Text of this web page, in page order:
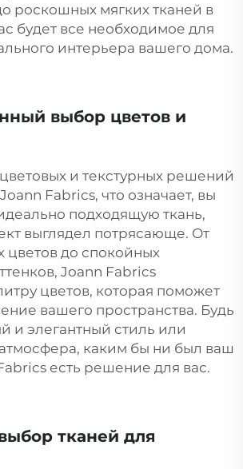
роскошных мягких тканей в
будет все необходимое для
интерьера вашего дома.
выбор цветов и
и текстурных решений
Fabrics, что означает, вы
подходящую ткань,
выглядел потрясающе. От
цветов до спокойных
Joann Fabrics
цветов, которая поможет
вашего пространства. Будь
и элегантный стиль или
каким бы ни был ваш
есть решение для вас.
тканей для